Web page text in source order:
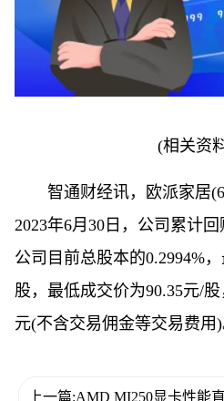
(相关资
智通财经讯，欧派家居
2023年6月30日，公司累计
公司目前总股本的0.2994%
股，最低成交价为90.35元/
元(不含交易佣金等交易费用)
上一篇:AMD MI250显卡性能